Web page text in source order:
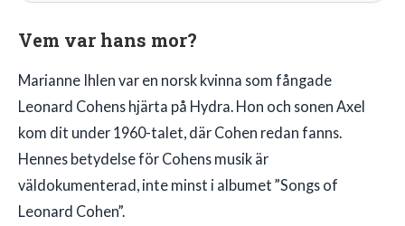
Vem var hans mor?
Marianne Ihlen var en norsk kvinna som fångade
Leonard Cohens hjärta på Hydra. Hon och sonen Axel
kom dit under 1960-talet, där Cohen redan fanns.
Hennes betydelse för Cohens musik är
väldokumenterad, inte minst i albumet ”Songs of
Leonard Cohen”.